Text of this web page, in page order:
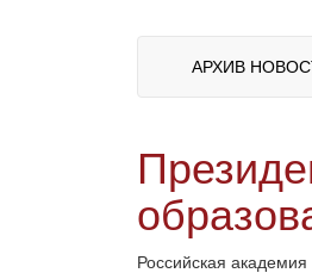
АРХИВ
Российская